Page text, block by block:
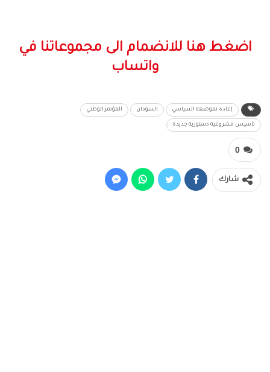
اضغط هنا للانضمام الى مجموعاتنا في
واتساب
إعادة تموضعه السياسي السودان المؤتمر الوطني
تأسيس مشروعية دستورية جديدة
0
شارك